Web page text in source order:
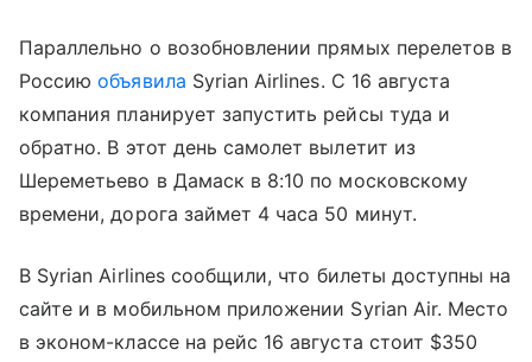
Параллельно о возобновлении прямых перелетов в
Россиюобъявила Syrian Airlines. С 16 августа
компания планирует запустить рейсы туда и
обратно. В этот день самолет вылетит из
Шереметьево в Дамаск в 8:10 по московскому
времени, дорога займет 4 часа 50 минут.
В Syrian Airlines сообщили, что билеты доступны на
сайте и в мобильном приложении Syrian Air. Место
в эконом-классе на рейс 16 августа стоит $350